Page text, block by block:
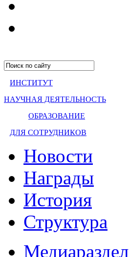
ИНСТИТУТ
НАУЧНАЯ ДЕЯТЕЛЬНОСТЬ
ОБРАЗОВАНИЕ
ДЛЯ СОТРУДНИКОВ
Новости
Награды
История
Структура
Медиараздел